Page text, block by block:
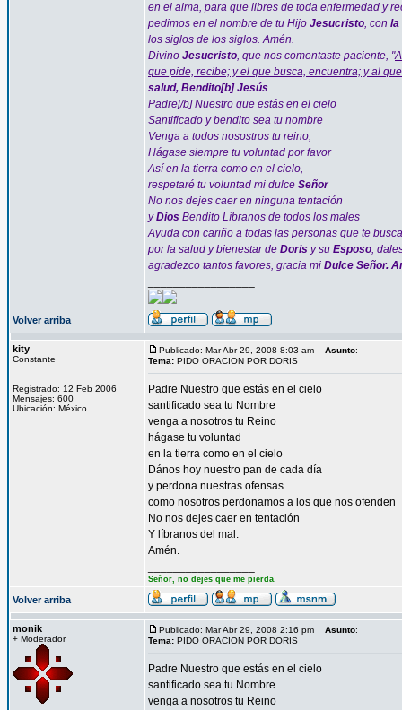
en el alma, para que libres de toda enfermedad y
pedimos en el nombre de tu Hijo Jesucristo, con la
los siglos de los siglos. Amén.
Divino Jesucristo, que nos comentaste paciente, "
que pide, recibe; y el que busca, encuentra; y al
salud, Bendito[b] Jesús.
Padre[/b] Nuestro que estás en el cielo
Santificado y bendito sea tu nombre
Venga a todos nosostros tu reino,
Hágase siempre tu voluntad por favor
Así en la tierra como en el cielo,
respetaré tu voluntad mi dulce Señor
No nos dejes caer en ninguna tentación
yDios Bendito Líbranos de todos los males
Ayuda con cariño a todas las personas que te
por la salud y bienestar de Doris y su Esposo,
agradezco tantos favores, gracia mi Dulce Señor.
Volver arriba
kity
Constante
Registrado: 12 Feb 2006
Mensajes: 600
Ubicación: México
Publicado: Mar Abr 29, 2008 8:03 am Asunto:
Tema: PIDO ORACION POR DORIS
Padre Nuestro que estás en el cielo
santificado sea tu Nombre
venga a nosotros tu Reino
hágase tu voluntad
en la tierra como en el cielo
Dános hoy nuestro pan de cada día
y perdona nuestras ofensas
como nosotros perdonamos a los que nos ofenden
No nos dejes caer en tentación
Y líbranos del mal.
Amén.
Señor, no dejes que me pierda.
Volver arriba
monik
+ Moderador
Publicado: Mar Abr 29, 2008 2:16 pm Asunto:
Tema: PIDO ORACION POR DORIS
Padre Nuestro que estás en el cielo
santificado sea tu Nombre
venga a nosotros tu Reino